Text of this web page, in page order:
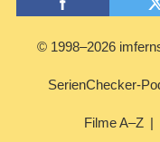
© 1998–2026
SerienChecker-
Filme A–Z